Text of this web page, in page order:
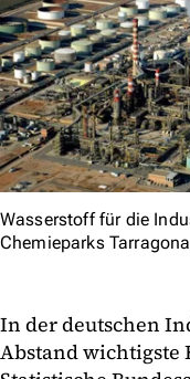
Wasserstoff für die
Chemieparks
In der deutschen
Abstand wichtigste